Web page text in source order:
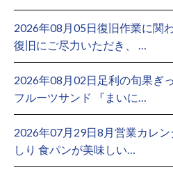
2026年08月05日復旧作業に関
復旧にご尽力いただき、 …
2026年08月02日足利の旬果ぎ
フルーツサンド 『まいに…
2026年07月29日8月営業カレ
しり 食パンが美味しい…